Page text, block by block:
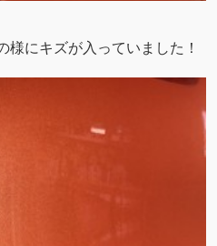
にキズが入っていました！